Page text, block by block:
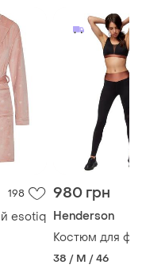
198
esotiq
980 грн
Henderson
Костюм для
38 / M / 46